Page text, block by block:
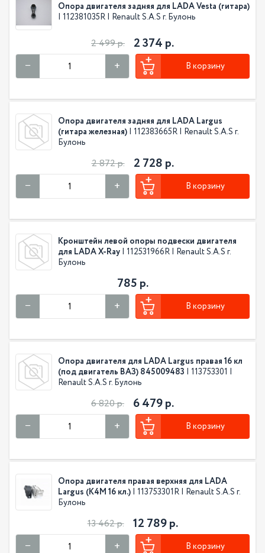
Опора двигателя задняя для LADA Vesta (гитара)
| 112381035R | Renault S.A.S г. Булонь
2 499 р. 2 374 р.
В корзину
Опора двигателя задняя для LADA Largus
(гитара железная) | 112383665R | Renault S.A.S г.
Булонь
2 872 р. 2 728 р.
В корзину
Кронштейн левой опоры подвески двигателя
для LADA X-Ray | 112531966R | Renault S.A.S г.
Булонь
785 р.
В корзину
Опора двигателя для LADA Largus правая 16 кл
(под двигатель ВАЗ) 845009483 | 113753301 |
Renault S.A.S г. Булонь
6 820 р. 6 479 р.
В корзину
Опора двигателя правая верхняя для LADA
Largus (K4M 16 кл.) | 113753301R | Renault S.A.S г.
Булонь
13 462 р. 12 789 р.
В корзину